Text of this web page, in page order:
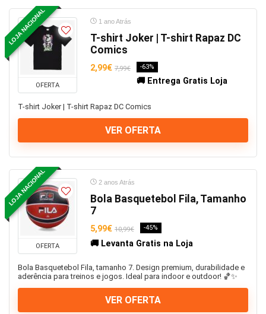
LOJA NACIONAL
OFERTA
1 ano Atrás
T-shirt Joker | T-shirt Rapaz DC
Comics
2,99€ 7,99€ -63%
🚚 Entrega Gratis Loja
T-shirt Joker | T-shirt Rapaz DC Comics
VER OFERTA
LOJA NACIONAL
OFERTA
2 anos Atrás
Bola Basquetebol Fila, Tamanho
7
5,99€ 10,99€ -45%
🚚 Levanta Gratis na Loja
Bola Basquetebol Fila, tamanho 7. Design premium, durabilidade e
aderência para treinos e jogos. Ideal para indoor e outdoor! 🏀✨
VER OFERTA